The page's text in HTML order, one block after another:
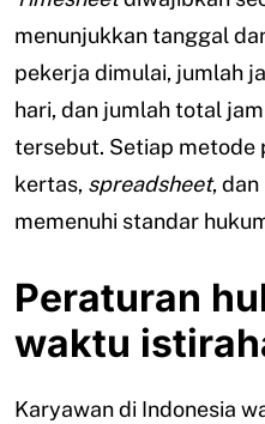
menunjukkan tanggal
pekerja dimulai, jumlah
hari, dan jumlah total
tersebut. Setiap metode
kertas, spreadsheet, dan
memenuhi standar
Peraturan
waktu
Karyawan di Indonesia